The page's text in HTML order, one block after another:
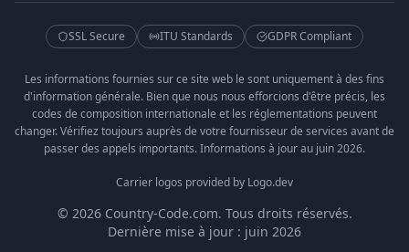
SSL Secure ITU Standards GDPR Compliant
Les informations fournies sur ce site web le sont uniquement à des fins
d'information générale. Bien que nous nous efforcions d'être précis, les
codes de composition internationale et les réglementations peuvent
changer. Vérifiez toujours auprès de votre fournisseur de services avant de
passer des appels importants. Informations à jour au juin 2026.
Carrier logos provided by Logo.dev
© 2026 Country-Code.com. Tous droits réservés.
Dernière mise à jour : juin 2026